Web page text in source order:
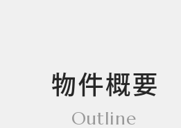
物件概要
Outline